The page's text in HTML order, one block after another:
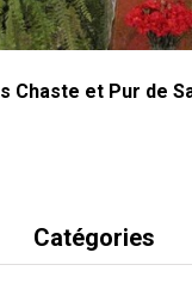
Chaste et Pur de
Catégories